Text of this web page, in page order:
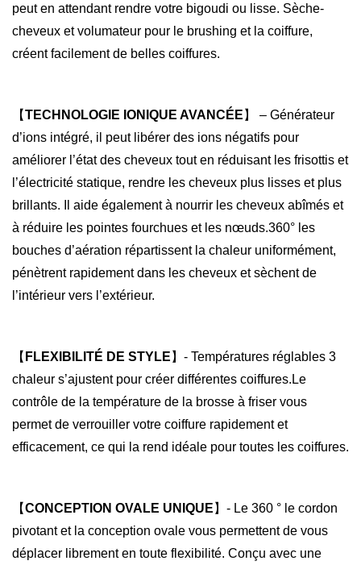
-
c
h
e
u
x
,
m
a
s
s
e
r
e
r
o
s
peut en attendant rendre votre bigoudi ou lisse. Sèche-
cheveux et volumateur pour le brushing et la coiffure,
créent facilement de belles coiffures.
【TECHNOLOGIE IONIQUE AVANCÉE 】 – Générateur
d’ions intégré, il peut libérer des ions négatifs pour
améliorer l’état des cheveux tout en réduisant les frisottis et
l’électricité statique, rendre les cheveux plus lisses et plus
brillants. Il aide également à nourrir les cheveux abîmés et
à réduire les pointes fourchues et les nœuds.360° les
bouches d’aération répartissent la chaleur uniformément,
pénètrent rapidement dans les cheveux et sèchent de
l’intérieur vers l’extérieur.
【 FLEXIBILITÉ DE STYLE 】- Températures réglables 3
chaleur s’ajustent pour créer différentes coiffures.Le
contrôle de la température de la brosse à friser vous
permet de verrouiller votre coiffure rapidement et
efficacement, ce qui la rend idéale pour toutes les coiffures.
【CONCEPTION OVALE UNIQUE 】- Le 360 ° le cordon
pivotant et la conception ovale vous permettent de vous
déplacer librement en toute flexibilité. Conçu avec une